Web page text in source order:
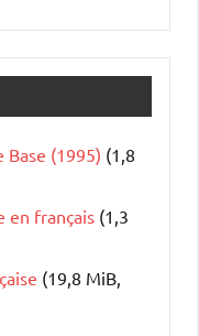
Base (1995) (1,8
en français (1,3
(19,8 MiB,